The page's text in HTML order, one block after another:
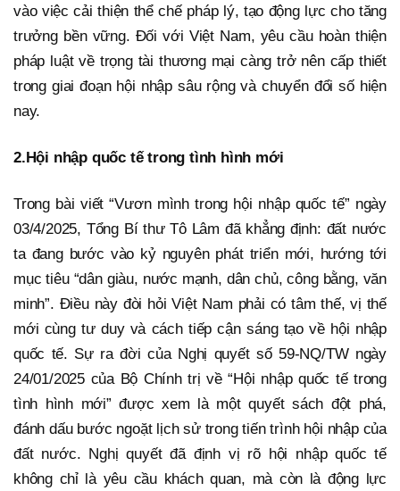
vào việc cải thiện thể chế pháp lý, tạo động lực cho tăng
trưởng bền vững. Đối với Việt Nam, yêu cầu hoàn thiện
pháp luật về trọng tài thương mại càng trở nên cấp thiết
trong giai đoạn hội nhập sâu rộng và chuyển đổi số hiện
nay.
2.Hội nhập quốc tế trong tình hình mới
Trong bài viết “Vươn mình trong hội nhập quốc tế” ngày
03/4/2025, Tổng Bí thư Tô Lâm đã khẳng định: đất nước
ta đang bước vào kỷ nguyên phát triển mới, hướng tới
mục tiêu “dân giàu, nước mạnh, dân chủ, công bằng, văn
minh”. Điều này đòi hỏi Việt Nam phải có tâm thế, vị thế
mới cùng tư duy và cách tiếp cận sáng tạo về hội nhập
quốc tế. Sự ra đời của Nghị quyết số 59-NQ/TW ngày
24/01/2025 của Bộ Chính trị về “Hội nhập quốc tế trong
tình hình mới” được xem là một quyết sách đột phá,
đánh dấu bước ngoặt lịch sử trong tiến trình hội nhập của
đất nước. Nghị quyết đã định vị rõ hội nhập quốc tế
không chỉ là yêu cầu khách quan, mà còn là động lực